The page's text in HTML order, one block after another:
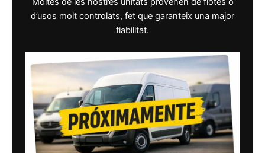
d’usos molt controlats, fet que garanteix una major
fiabilitat.